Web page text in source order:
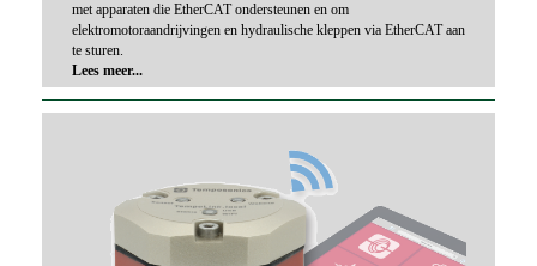
met apparaten die EtherCAT ondersteunen en om
elektromotoraandrijvingen en hydraulische kleppen via EtherCAT aan
te sturen.
Lees meer...